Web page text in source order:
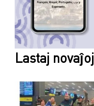
Lastaj novaĵoj